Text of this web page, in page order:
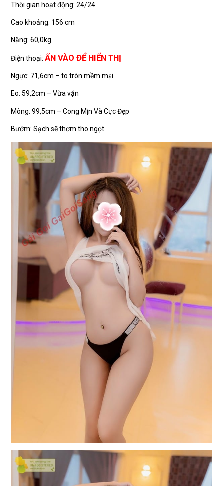
Thời gian hoạt động: 24/24
Cao khoảng: 156 cm
Nặng: 60,0kg
Điện thoại:ẤN VÀO ĐỂ HIỂN THỊ
Ngực: 71,6cm – to tròn mềm mại
Eo: 59,2cm – Vừa vặn
Mông: 99,5cm – Cong Mịn Và Cực Đẹp
Bướm: Sạch sẽ thơm tho ngọt